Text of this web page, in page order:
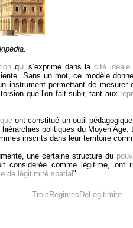
qui s’exprime dans lacité idéale
Sans un mot, ce modèle
instrument permettant de
que l'on fait subir, tant aux
ont constitué un outil
politiques du Moyen
inscrits dans leur territoire
une certaine structure du
considérée comme légitime, ont
de légitimité spatial ".
TroisRegimesDeLegitimite